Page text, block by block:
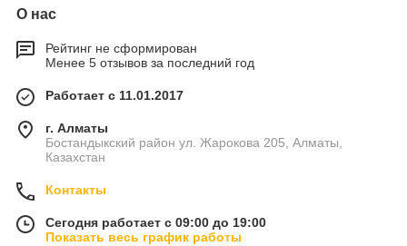
О нас
Рейтинг не сформирован
Менее 5 отзывов за последний год
Работает с 11.01.2017
г. Алматы
Бостандыкский район ул. Жарокова 205, Алматы,
Казахстан
Контакты
Сегодня работает с 09:00 до 19:00
Показать весь график работы